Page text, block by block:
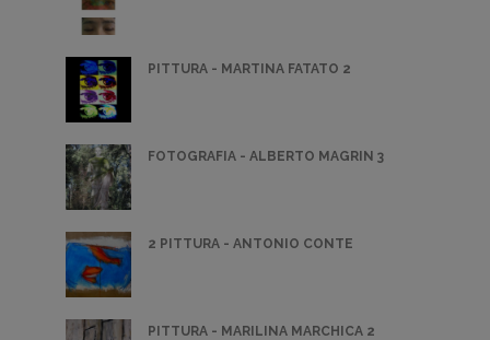
PITTURA - MARTINA FATATO 2
FOTOGRAFIA - ALBERTO MAGRIN 3
2 PITTURA - ANTONIO CONTE
PITTURA - MARILINA MARCHICA 2